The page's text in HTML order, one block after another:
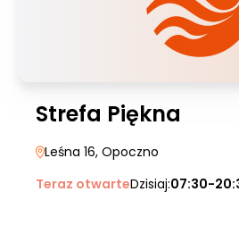
Strefa Piękna
Leśna 16, Opoczno
Teraz otwarteDzisiaj:07:30-